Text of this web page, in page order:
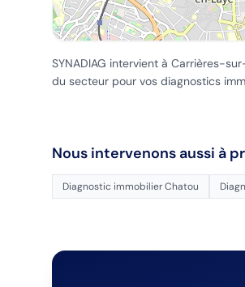
SYNADIAG intervient à Carrières-
du secteur pour vos diagnostics
Nous intervenons aussi à
Diagnostic immobilierChatou